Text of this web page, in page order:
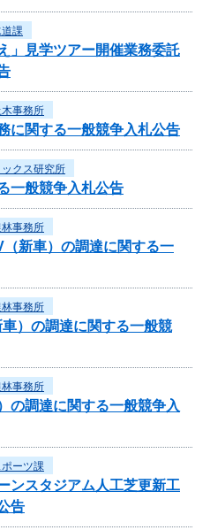
課
」見学ツアー開催業務委託
事務所
に関する一般競争入札公告
クス研究所
一般競争入札公告
事務所
新車）の調達に関する一
事務所
）の調達に関する一般競
事務所
の調達に関する一般競争入
ーツ課
ンスタジアム人工芝更新工
告